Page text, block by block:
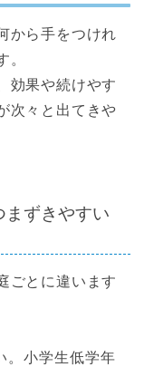
から手をつけれ
。
効果や続けやす
次々と出てきや
まずきやすい
ごとに違います
。小学生低学年